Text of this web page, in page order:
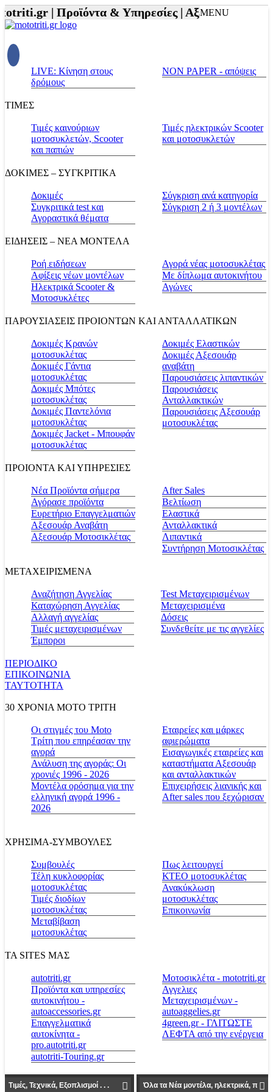
| Προϊόντα & Υπηρεσίες | Αξεσουάρ
MENU
LIVE: Κίνηση στους
δρόμους
NON PAPER - απόψεις
ΤΙΜΕΣ
Τιμές καινούριων
μοτοσυκλετών, Scooter
και παπιών
Τιμές ηλεκτρικών Scooter
και μοτοσυκλετών
ΔΟΚΙΜΕΣ – ΣΥΓΚΡΙΤΙΚΑ
Δοκιμές
Συγκριτικά test και
Αγοραστικά θέματα
Σύγκριση ανά κατηγορία
Σύγκριση 2 ή 3 μοντέλων
ΕΙΔΗΣΕΙΣ – ΝΕΑ ΜΟΝΤΕΛΑ
Ροή ειδήσεων
Αφίξεις νέων μοντέλων
Ηλεκτρικά Scooter &
Μοτοσυκλέτες
Αγορά νέας μοτοσυκλέτας
Με δίπλωμα αυτοκινήτου
Αγώνες
ΠΑΡΟΥΣΙΑΣΕΙΣ ΠΡΟΙΟΝΤΩΝ ΚΑΙ ΑΝΤΑΛΛΑΤΙΚΩΝ
Δοκιμές Κρανών
μοτοσυκλέτας
Δοκιμές Γάντια
μοτοσυκλέτας
Δοκιμές Μπότες
μοτοσυκλέτας
Δοκιμές Παντελόνια
μοτοσυκλέτας
Δοκιμές Jacket - Μπουφάν
μοτοσυκλέτας
Δοκιμές Ελαστικών
Δοκιμές Αξεσουάρ
αναβάτη
Παρουσιάσεις λιπαντικών
Παρουσιάσεις
Ανταλλακτικών
Παρουσιάσεις Αξεσουάρ
μοτοσυκλέτας
ΠΡΟΙΟΝΤΑ ΚΑΙ ΥΠΗΡΕΣΙΕΣ
Νέα Προϊόντα σήμερα
Αγόρασε προϊόντα
Ευρετήριο Επαγγελματιών
Αξεσουάρ Αναβάτη
Αξεσουάρ Μοτοσικλέτας
Αfter Sales
Βελτίωση
Ελαστικά
Ανταλλακτικά
Λιπαντικά
Συντήρηση Μοτοσικλέτας
ΜΕΤΑΧΕΙΡΙΣΜΕΝΑ
Αναζήτηση Αγγελίας
Καταχώρηση Αγγελίας
Αλλαγή αγγελίας
Τιμές μεταχειρισμένων
Έμποροι
Test Μεταχειρισμένων
Μεταχειρισμένα
Δόσεις
Συνδεθείτε με τις αγγελίες
ΠΕΡΙΟΔΙΚΟ
ΕΠΙΚΟΙΝΩΝΙΑ
ΤΑΥΤΟΤΗΤΑ
30 ΧΡΟΝΙΑ MOTO ΤΡΙΤΗ
Οι στιγμές του Moto
Τρίτη που επηρέασαν την
αγορά
Ανάλυση της αγοράς: Οι
χρονιές 1996 - 2026
Μοντέλα ορόσημα για την
ελληνική αγορά 1996 -
2026
Εταιρείες και μάρκες
αφιερώματα
Εισαγωγικές εταιρείες και
καταστήματα Αξεσουάρ
και ανταλλακτικών
Επιχειρήσεις λιανικής και
After sales που ξεχώρισαν
ΧΡΗΣΙΜΑ-ΣΥΜΒΟΥΛΕΣ
Συμβουλές
Τέλη κυκλοφορίας
μοτοσυκλέτας
Τιμές διοδίων
μοτοσυκλέτας
Μεταβίβαση
μοτοσυκλέτας
Πως λειτουργεί
ΚΤΕΟ μοτοσυκλέτας
Ανακύκλωση
μοτοσυκλέτας
Επικοινωνία
ΤΑ SITES ΜΑΣ
autotriti.gr
Προϊόντα και υπηρεσίες
αυτοκινήτου -
autoaccessories.gr
Επαγγελματικά
αυτοκίνητα -
pro.autotriti.gr
autotriti-Touring.gr
Μοτοσικλέτα - mototriti.gr
Αγγελιες
Μεταχειρισμένων -
autoaggelies.gr
4green.gr - ΓΛΙΤΩΣΤΕ
ΛΕΦΤΑ από την ενέργεια